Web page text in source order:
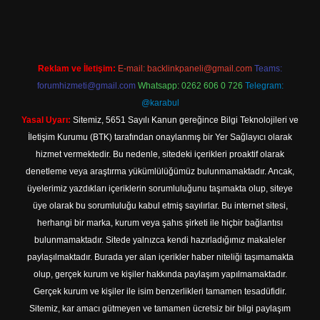
Reklam ve İletişim: E-mail: backlinkpaneli@gmail.com Teams:
forumhizmeti@gmail.com Whatsapp: 0262 606 0 726 Telegram:
@karabul
Yasal Uyarı: Sitemiz, 5651 Sayılı Kanun gereğince Bilgi Teknolojileri ve
İletişim Kurumu (BTK) tarafından onaylanmış bir Yer Sağlayıcı olarak
hizmet vermektedir. Bu nedenle, sitedeki içerikleri proaktif olarak
denetleme veya araştırma yükümlülüğümüz bulunmamaktadır. Ancak,
üyelerimiz yazdıkları içeriklerin sorumluluğunu taşımakta olup, siteye
üye olarak bu sorumluluğu kabul etmiş sayılırlar. Bu internet sitesi,
herhangi bir marka, kurum veya şahıs şirketi ile hiçbir bağlantısı
bulunmamaktadır. Sitede yalnızca kendi hazırladığımız makaleler
paylaşılmaktadır. Burada yer alan içerikler haber niteliği taşımamakta
olup, gerçek kurum ve kişiler hakkında paylaşım yapılmamaktadır.
Gerçek kurum ve kişiler ile isim benzerlikleri tamamen tesadüfidir.
Sitemiz, kar amacı gütmeyen ve tamamen ücretsiz bir bilgi paylaşım